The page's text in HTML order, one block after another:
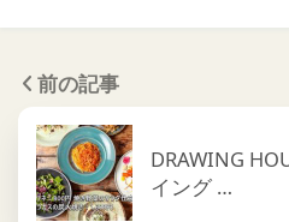
前の記事
DRAWING
イング …